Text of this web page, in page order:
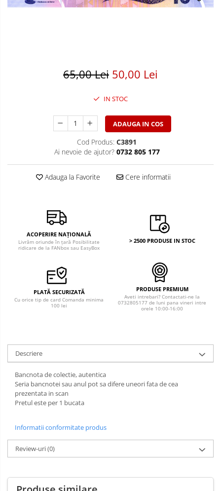
Monede America
65,00 Lei 50,00 Lei
IN STOC
ADAUGA IN COS
Cod Produs: C3891
Ai nevoie de ajutor? 0732 805 177
Adauga la Favorite Cere informatii
ACOPERIRE NAȚIONALĂ
Livrăm oriunde în țară Posibilitate
ridicare de la FANbox sau EasyBox
> 2500 PRODUSE IN STOC
PLATĂ SECURIZATĂ
Cu orice tip de card Comanda minima
100 lei
PRODUSE PREMIUM
Aveti intrebari? Contactati-ne la
0732805177 de luni pana vineri intre
orele 10:00-16:00
Descriere
Bancnota de colectie, autentica
Seria bancnotei sau anul pot sa difere uneori fata de cea
prezentata in scan
Pretul este per 1 bucata
Informatii conformitate produs
Review-uri(0)